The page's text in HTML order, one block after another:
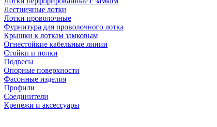
Лестничные лотки
Лотки проволочные
Фурнитура для проволочного лотка
Крышки к лоткам замковым
Огнестойкие кабельные линии
Стойки и полки
Подвесы
Опорные поверхности
Фасонные изделия
Профили
Соединители
Крепежи и аксессуары